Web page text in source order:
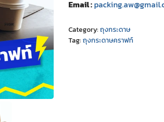
Email :
Category:ถุงกระดาษ
Tag:ถุงกระดาษคราฟท์